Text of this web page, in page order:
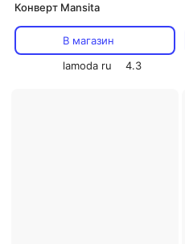
Конверт Mansita
В магазин
lamoda ru
4.3